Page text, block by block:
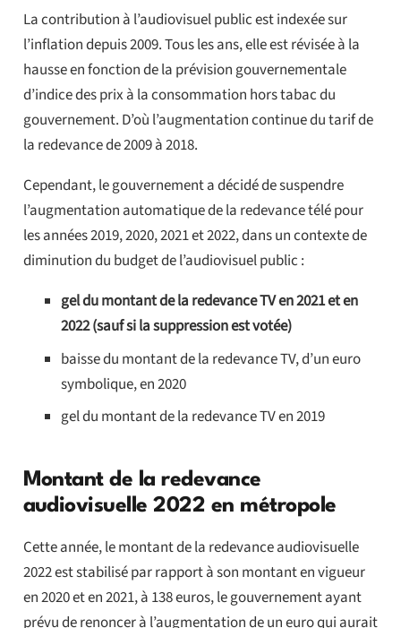
La contribution à l’audiovisuel public est indexée sur
l’inflation depuis 2009. Tous les ans, elle est révisée à la
hausse en fonction de la prévision gouvernementale
d’indice des prix à la consommation hors tabac du
gouvernement. D’où l’augmentation continue du tarif de
la redevance de 2009 à 2018.
Cependant, le gouvernement a décidé de suspendre
l’augmentation automatique de la redevance télé pour
les années 2019, 2020, 2021 et 2022, dans un contexte de
diminution du budget de l’audiovisuel public :
gel du montant de la redevance TV en 2021 et en
2022 (sauf si la suppression est votée)
baisse du montant de la redevance TV, d’un euro
symbolique, en 2020
gel du montant de la redevance TV en 2019
Montant de la redevance
audiovisuelle 2022 en métropole
Cette année, le montant de la redevance audiovisuelle
2022 est stabilisé par rapport à son montant en vigueur
en 2020 et en 2021, à 138 euros, le gouvernement ayant
prévu de renoncer à l’augmentation de un euro qui aurait